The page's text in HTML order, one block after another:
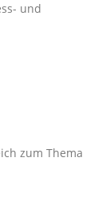
und
zum Thema